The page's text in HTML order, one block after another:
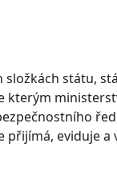
státu,
eviduje a